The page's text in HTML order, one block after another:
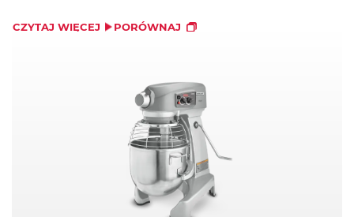
CZYTAJ WIĘCEJ PORÓWNAJ